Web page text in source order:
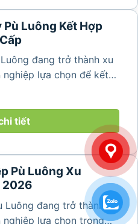
Luông Kết Hợp
đang trở thành xu
lựa chọn để kết
năng lượng và xây
ty...
tiết
Pù Luông Xu
2026
Luông đang trở thành xu
nghiệp lựa chọn trong